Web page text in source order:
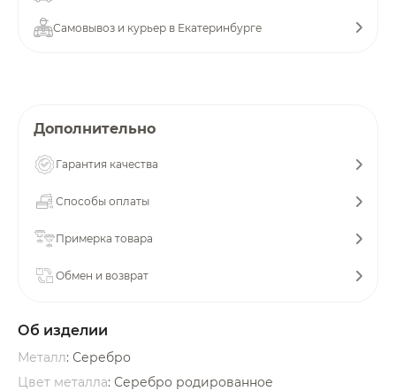
Самовывоз и курьер в Екатеринбурге
Дополнительно
Гарантия качества
Способы оплаты
Примерка товара
Обмен и возврат
Об изделии
Металл: Серебро
Цвет металла: Серебро родированное
об оплате Плайтом
недели
8 800 302-02-51